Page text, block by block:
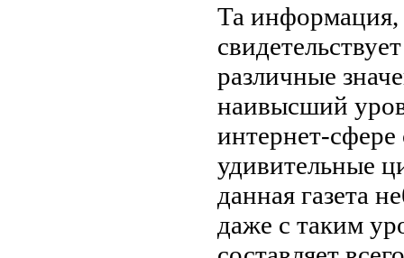
Та информация,
различные
наивысший
интернет-сфере
удивительные
данная газета
даже с таким